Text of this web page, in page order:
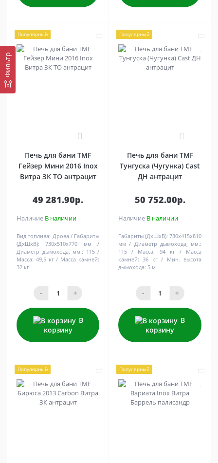
Фильтр
Популярный
0
Печь для бани TMF
Гейзер Мини 2016 Inox
Витра ЗК ТО антрацит
49 281.90р.
Наличие В наличии
Вид топлива: Дрова
Габариты
(ДхШхВ):
730х510х770 мм
Диаметр дымохода, мм.: 115
Масса: 49,5 кг
Масса камней:
32 кг
- +
В
корзину
Популярный
0
Печь для бани TMF
Тунгуска (Чугунка) Cast
ДН антрацит
50 752.00р.
Наличие В наличии
Габариты (ДхШхВ): 730х415х810
мм
Диаметр дымохода, мм.:
115
Масса: 94 кг
Масса
камней: 36 кг
Мин. высота
дымохода: 5 м
- +
В
корзину
Популярный Популярный